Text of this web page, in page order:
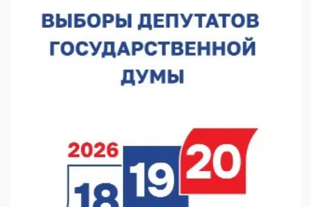
пожарного
07.08.2026 12:15
В Нижнем Новгороде прошло совещание Росгвардии
07.08.2026 12:04